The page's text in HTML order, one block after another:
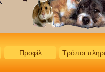
Προφίλ Τρόποι